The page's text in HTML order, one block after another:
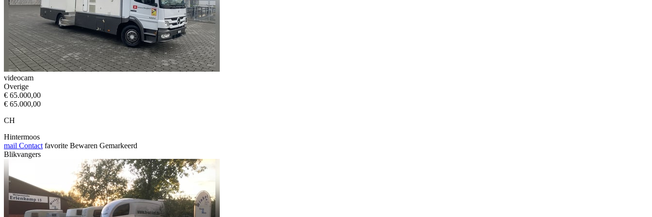
videocam
Overige
€ 65.000,00
€ 65.000,00
CH
Hintermoos
mail Contact favorite Bewaren Gemarkeerd
Blikvangers